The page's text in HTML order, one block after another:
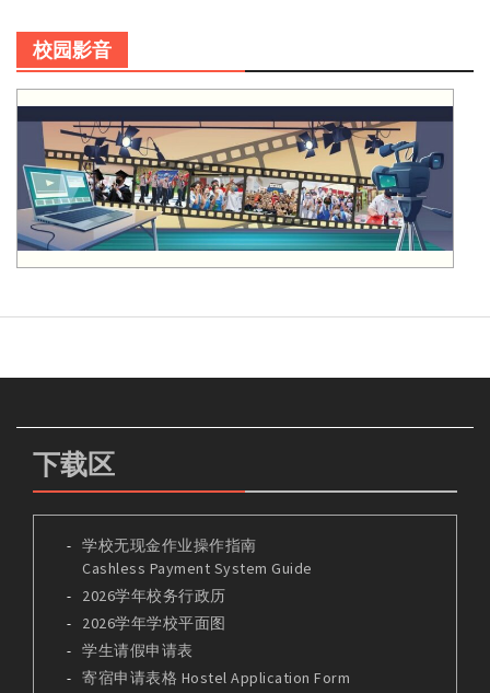
校园影音
下载区
学校无现金作业操作指南
Cashless Payment System Guide
2026学年校务行政历
2026学年学校平面图
学生请假申请表
寄宿申请表格 Hostel Application Form